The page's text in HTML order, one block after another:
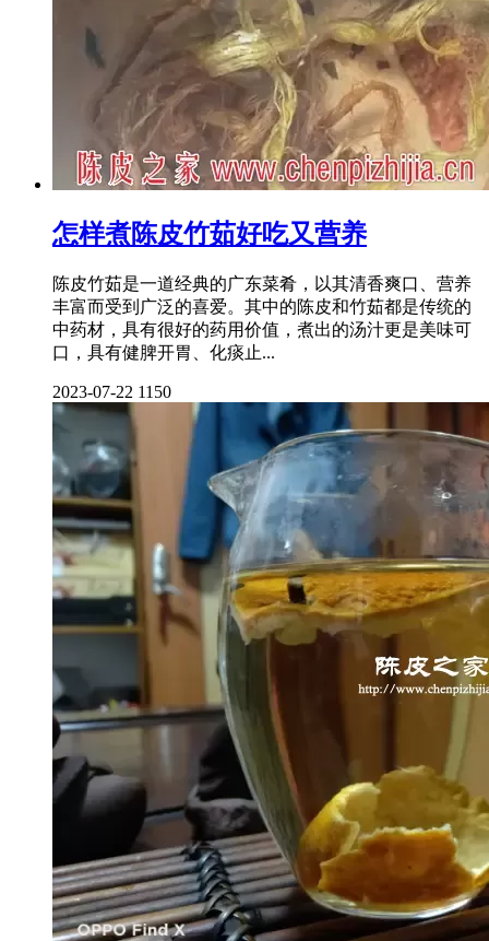
怎样煮陈皮竹茹好吃又营养
陈皮竹茹是一道经典的广东菜肴，以其清香爽口、营养
丰富而受到广泛的喜爱。其中的陈皮和竹茹都是传统的
中药材，具有很好的药用价值，煮出的汤汁更是美味可
口，具有健脾开胃、化痰止...
2023-07-22 1150